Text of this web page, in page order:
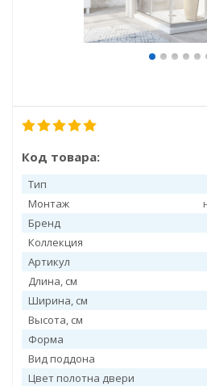
Код товара:
Тип
Монтаж
Бренд
Коллекция
Артикул
Длина, см
Ширина, см
Высота, см
Форма
Вид поддона
Цвет полотна двери